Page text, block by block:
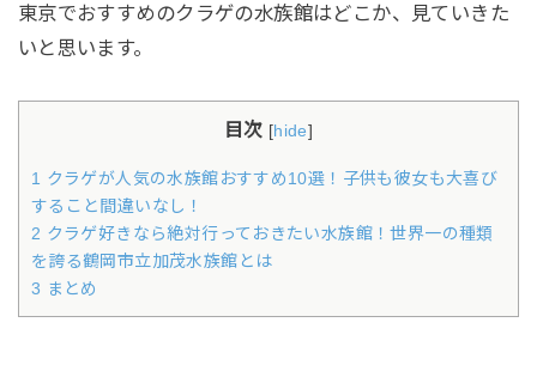
東京でおすすめのクラゲの水族館はどこか、見ていきた
いと思います。
目次 [hide]
1 クラゲが人気の水族館おすすめ10選！子供も彼女も大喜び
すること間違いなし！
2 クラゲ好きなら絶対行っておきたい水族館！世界一の種類
を誇る鶴岡市立加茂水族館とは
3 まとめ